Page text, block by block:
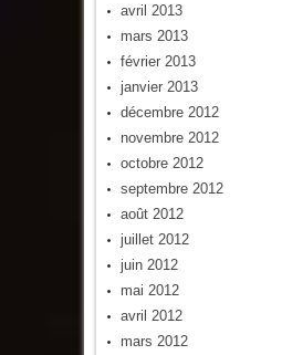
avril 2013
mars 2013
février 2013
janvier 2013
décembre 2012
novembre 2012
octobre 2012
septembre 2012
août 2012
juillet 2012
juin 2012
mai 2012
avril 2012
mars 2012